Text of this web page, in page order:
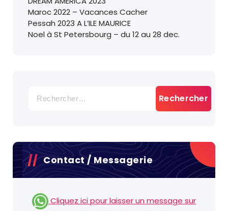
Maroc 2022 – Vacances Cacher
Pessah 2023 A L’ILE MAURICE
Noel à St Petersbourg – du 12 au 28 dec.
Contact / Messagerie
Cliquez ici pour laisser un message sur